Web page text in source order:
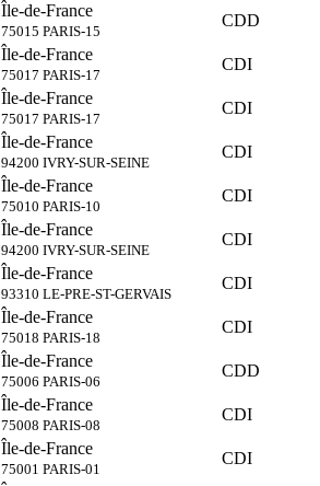
Île-de-France
75015 PARIS-15
CDD
Île-de-France
75017 PARIS-17
CDI
Île-de-France
75017 PARIS-17
CDI
Île-de-France
94200 IVRY-SUR-SEINE
CDI
Île-de-France
75010 PARIS-10
CDI
Île-de-France
94200 IVRY-SUR-SEINE
CDI
Île-de-France
93310 LE-PRE-ST-GERVAIS
CDI
Île-de-France
75018 PARIS-18
CDI
Île-de-France
75006 PARIS-06
CDD
Île-de-France
75008 PARIS-08
CDI
Île-de-France
75001 PARIS-01
CDI